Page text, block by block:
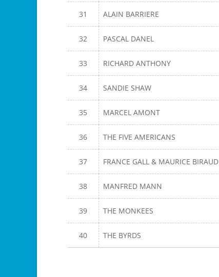
31 ALAIN BARRIERE
32 PASCAL DANEL
33 RICHARD ANTHONY
34 SANDIE SHAW
35 MARCEL AMONT
36 THE FIVE AMERICANS
37 FRANCE GALL & MAURICE BIRAUD
38 MANFRED MANN
39 THE MONKEES
40 THE BYRDS